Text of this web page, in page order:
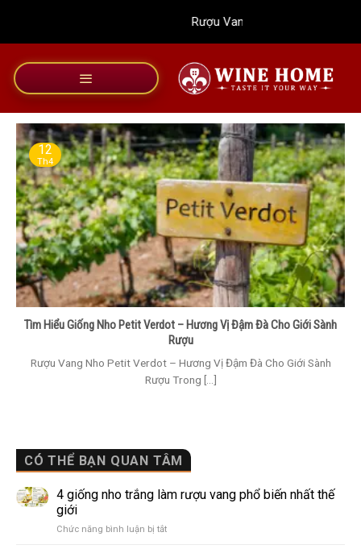
dung
Rượu Vang Wine Home
CÓ THỂ BẠN QUAN TÂM
4 giống nho trắng làm rượu vang phổ biến nhất thế
giới
Chức năng bình luận bị tắtở
Tìm Hiểu Giống Nho Petit Verdot – Hương Vị Đậm Đà Cho Giới Sành
Rượu
Rượu Vang Nho Petit Verdot – Hương Vị Đậm Đà Cho Giới Sành
Rượu Trong [...]
12
Th4